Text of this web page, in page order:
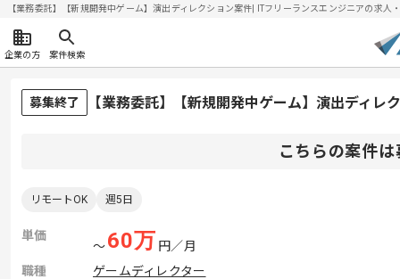
【業務委託】【新規開発中ゲーム】演出ディレクション案件| ITフリーランスエンジニアの求
企業の方 案件検索
募集終了 【業務委託】【新規開発中ゲーム】演出ディレ
こちらの案件
リモートOK 週5日
単価
〜60万 円／月
職種
ゲームディレクター